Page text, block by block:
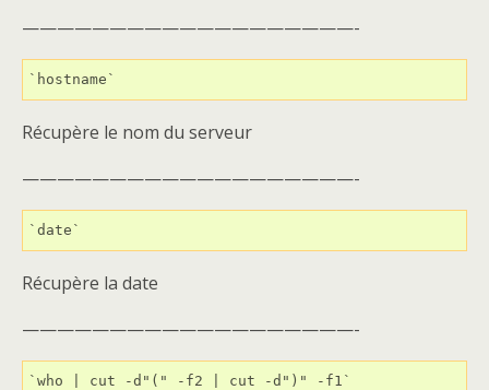
———————————————————-
`hostname`
Récupère le nom du serveur
———————————————————-
`date`
Récupère la date
———————————————————-
`who | cut -d"(" -f2 | cut -d")" -f1`